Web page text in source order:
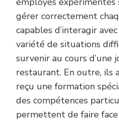
gérer correctement
capables d’interagir
variété de situations
survenir au cours d’une
restaurant. En outre, ils
reçu une formation
des compétences
permettent de faire